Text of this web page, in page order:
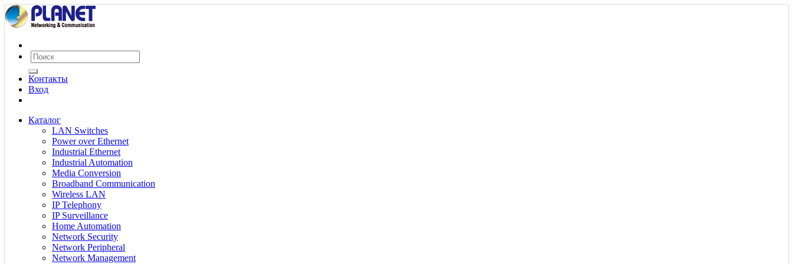
Контакты
Вход
Каталог
LAN Switches
Power over Ethernet
Industrial Ethernet
Industrial Automation
Media Conversion
Broadband Communication
Wireless LAN
IP Telephony
IP Surveillance
Home Automation
Network Security
Network Peripheral
Network Management